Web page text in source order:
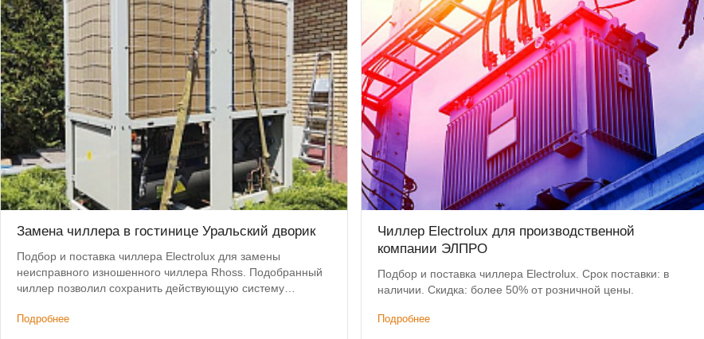
Замена чиллера в гостинице Уральский дворик
Подбор и поставка чиллера Electrolux для замены
неисправного изношенного чиллера Rhoss. Подобранный
чиллер позволил сохранить действующую систему
Подробнее
Чиллер Electrolux для производственной
компании ЭЛПРО
Подбор и поставка чиллера Electrolux. Срок поставки: в
наличии. Скидка: более 50% от розничной цены.
Подробнее